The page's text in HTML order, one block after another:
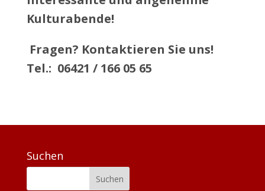
Kulturabende!
Fragen? Kontaktieren Sie uns!
Tel.: 06421 / 166 05 65
Suchen